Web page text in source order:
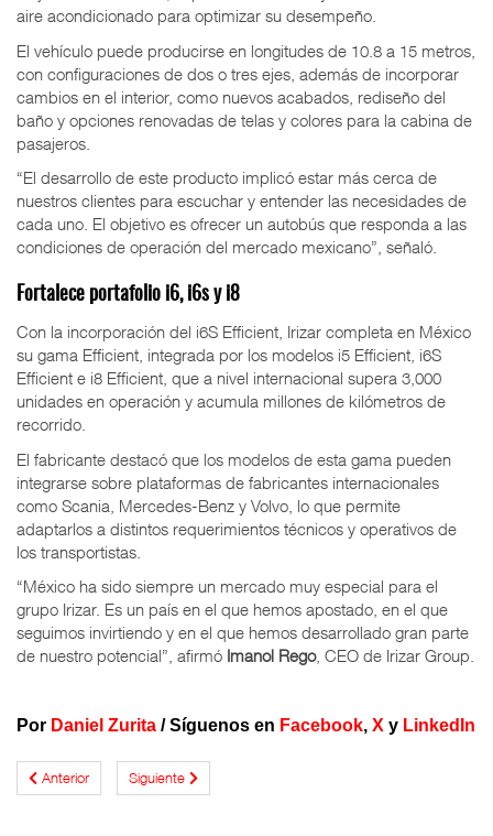
aire acondicionado para optimizar su desempeño.
El vehículo puede producirse en longitudes de 10.8 a 15 metros,
con configuraciones de dos o tres ejes, además de incorporar
cambios en el interior, como nuevos acabados, rediseño del
baño y opciones renovadas de telas y colores para la cabina de
pasajeros.
“El desarrollo de este producto implicó estar más cerca de
nuestros clientes para escuchar y entender las necesidades de
cada uno. El objetivo es ofrecer un autobús que responda a las
condiciones de operación del mercado mexicano”, señaló.
Fortalece portafolio i6, i6s y i8
Con la incorporación del i6S Efficient, Irizar completa en México
su gama Efficient, integrada por los modelos i5 Efficient, i6S
Efficient e i8 Efficient, que a nivel internacional supera 3,000
unidades en operación y acumula millones de kilómetros de
recorrido.
El fabricante destacó que los modelos de esta gama pueden
integrarse sobre plataformas de fabricantes internacionales
como Scania, Mercedes-Benz y Volvo, lo que permite
adaptarlos a distintos requerimientos técnicos y operativos de
los transportistas.
“México ha sido siempre un mercado muy especial para el
grupo Irizar. Es un país en el que hemos apostado, en el que
seguimos invirtiendo y en el que hemos desarrollado gran parte
de nuestro potencial”, afirmó Imanol Rego, CEO de Irizar Group.
Por Daniel Zurita /Síguenos en Facebook, X y LinkedIn
Anterior Siguiente